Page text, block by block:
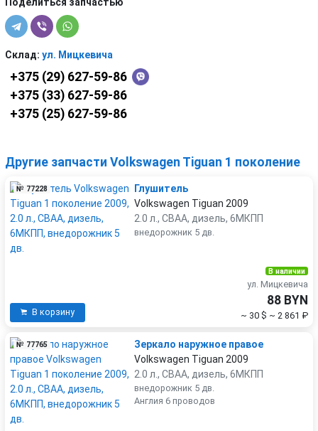
Склад: ул. Мицкевича
+375 (29) 627-59-86
+375 (33) 627-59-86
+375 (25) 627-59-86
Другие запчасти Volkswagen Tiguan 1 поколение
№ 77228
Глушитель
Volkswagen Tiguan 2009
2.0 л., CBAA, дизель, 6МКПП
внедорожник 5 дв.
В корзину
В наличии
ул. Мицкевича
88 BYN
~ 30 $ ~ 2 861 ₽
№ 77765
Зеркало наружное правое
Volkswagen Tiguan 2009
2.0 л., CBAA, дизель, 6МКПП
внедорожник 5 дв.
Англия 6 проводов